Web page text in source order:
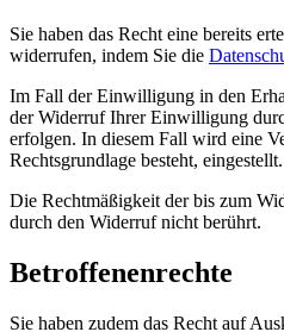
Sie haben das Recht eine bereits
wider­ru­fen, indem Sie die
Im Fall der Ein­wil­li­gung in den
der Wider­ruf Ihrer Ein­wil­li­gung
erfol­gen. In die­sem Fall wird eine
Rechts­grund­la­ge besteht, eingestellt.
Die Recht­mä­ßig­keit der bis zum
durch den Wider­ruf nicht berührt.
Betrof­fe­nen­rech­te
Sie haben zudem das Recht auf